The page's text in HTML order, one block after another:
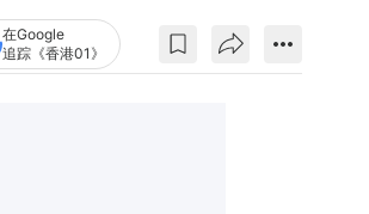
在Google
追踪《香港01》